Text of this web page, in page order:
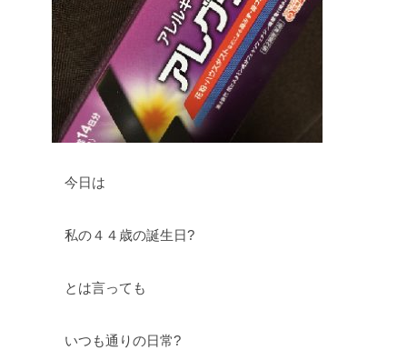
今日は
私の４４歳の誕生日?
とは言っても
いつも通りの日常?